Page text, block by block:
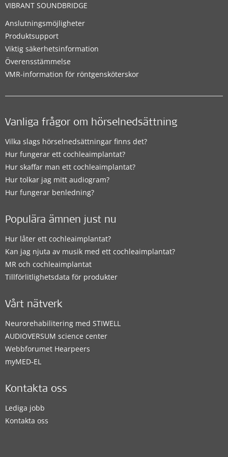
VIBRANT SOUNDBRIDGE
Anslutningsmöjligheter
Produktsupport
Viktig säkerhetsinformation
Överensstämmelse
VMR-information för röntgensköterskor
Vanliga frågor om hörselnedsättning
Vilka slags hörselnedsättningar finns det?
Hur fungerar ett cochleaimplantat?
Hur skaffar man ett cochleaimplantat?
Hur tolkar jag mitt audiogram?
Hur fungerar benledning?
Populära ämnen just nu
Hur låter ett cochleaimplantat?
Kan jag njuta av musik med ett cochleaimplantat?
MR och cochleaimplantat
Tillförlitlighetsdata för produkter
Vårt nätverk
Neurorehabilitering med STIWELL
AUDIOVERSUM science center
Webbforumet Hearpeers
myMED‑EL
Kontakta oss
Lediga jobb
Kontakta oss